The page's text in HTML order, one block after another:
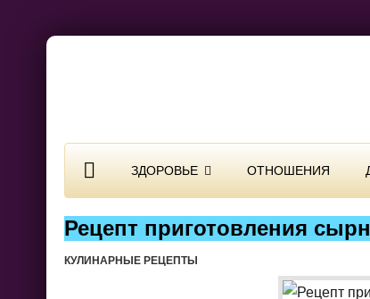
ЗДОРОВЬЕ ОТНОШЕНИЯ
Рецепт приготовления
КУЛИНАРНЫЕ РЕЦЕПТЫ